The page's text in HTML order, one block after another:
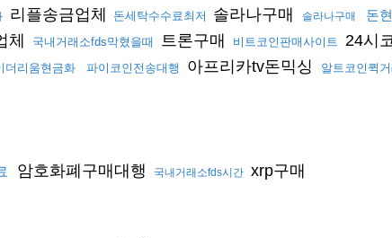
리플송금업체 돈세탁수수료최저 솔라나구매 솔라나구매 돈
체 국내거래소fds막혔을때 트론구매 비트코인판매사이트 24시
더리움현금화 파이코인전송대행 아프리카tv돈믹싱 알트코인퀵거
암호화폐구매대행 국내거래소fds시간 xrp구매